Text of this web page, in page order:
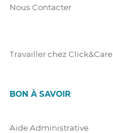
Nous Contacter
Travailler chez Click&Care
BON À SAVOIR
Aide Administrative